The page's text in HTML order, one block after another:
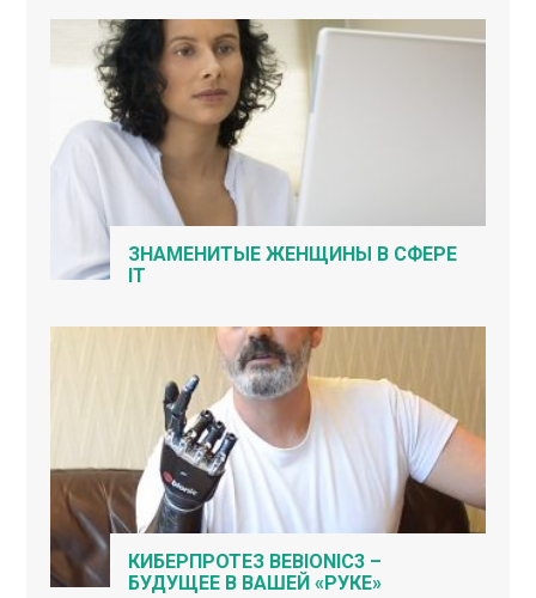
ЗНАМЕНИТЫЕ ЖЕНЩИНЫ В СФЕРЕ
IT
КИБЕРПРОТЕЗ BEBIONIC3 –
БУДУЩЕЕ В ВАШЕЙ «РУКЕ»